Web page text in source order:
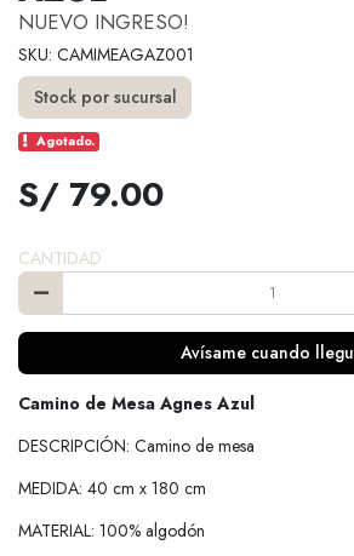
NUEVO INGRESO!
SKU: CAMIMEAGAZ001
Stock por sucursal
Agotado.
S/ 79.00
CANTIDAD
Avísame cuando
Camino de Mesa Agnes Azul
DESCRIPCIÓN: Camino de mesa
MEDIDA: 40 cm x 180 cm
MATERIAL: 100% algodón